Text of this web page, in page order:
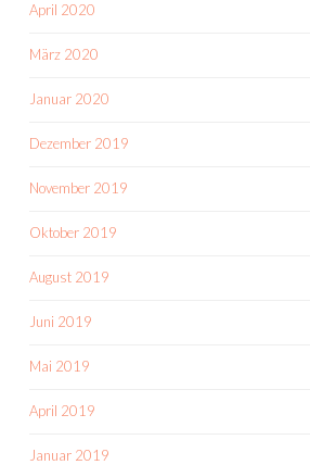
April 2020
März 2020
Januar 2020
Dezember 2019
November 2019
Oktober 2019
August 2019
Juni 2019
Mai 2019
April 2019
Januar 2019